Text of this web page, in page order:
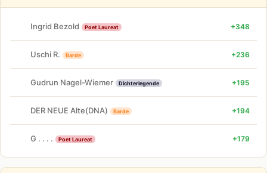
Ingrid Bezold Poet Laureat +348
Uschi R. Barde +236
Gudrun Nagel-Wiemer Dichterlegende +195
DER NEUE Alte(DNA) Barde +194
G . . . . Poet Laureat +179